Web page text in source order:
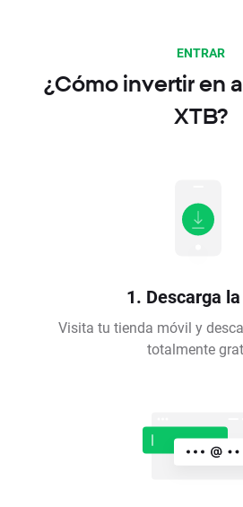
ENTRAR
¿Cómo invertir en
XTB?
1. Descarga
Visita tu tienda móvil y
totalmente